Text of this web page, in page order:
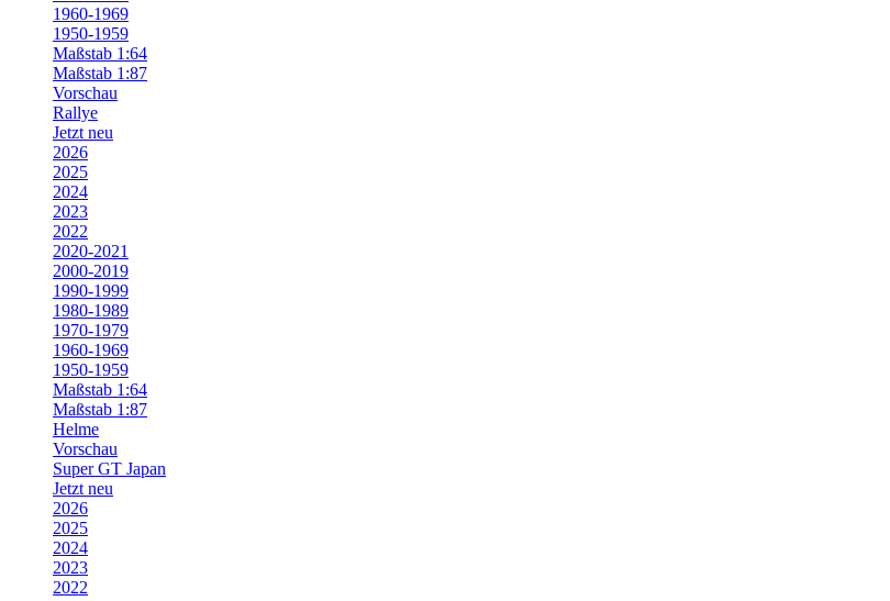
1960-1969
1950-1959
Maßstab 1:64
Maßstab 1:87
Vorschau
Rallye
Jetzt neu
2026
2025
2024
2023
2022
2020-2021
2000-2019
1990-1999
1980-1989
1970-1979
1960-1969
1950-1959
Maßstab 1:64
Maßstab 1:87
Helme
Vorschau
Super GT Japan
Jetzt neu
2026
2025
2024
2023
2022